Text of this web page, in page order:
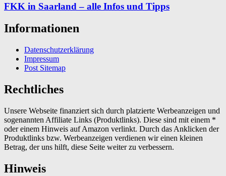
FKK in Saarland – alle Infos und Tipps
Informationen
Datenschutzerklärung
Impressum
Post Sitemap
Rechtliches
Unsere Webseite finanziert sich durch platzierte Werbeanzeigen und
sogenannten Affiliate Links (Produktlinks). Diese sind mit einem *
oder einem Hinweis auf Amazon verlinkt. Durch das Anklicken der
Produktlinks bzw. Werbeanzeigen verdienen wir einen kleinen
Betrag, der uns hilft, diese Seite weiter zu verbessern.
Hinweis